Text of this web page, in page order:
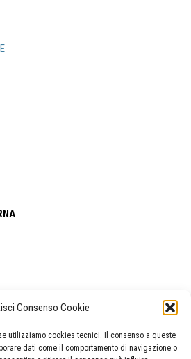
Consenso Cookie
utilizziamo cookies tecnici. Il consenso a queste
dati come il comportamento di navigazione o
338 5714978 (orario apertura Galleria)
09.00/13.00)